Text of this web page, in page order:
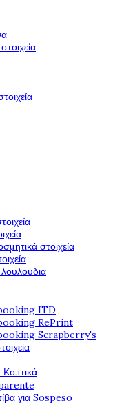
στοιχεία
ITD
RePrint
Scrapberry's
για Sospeso